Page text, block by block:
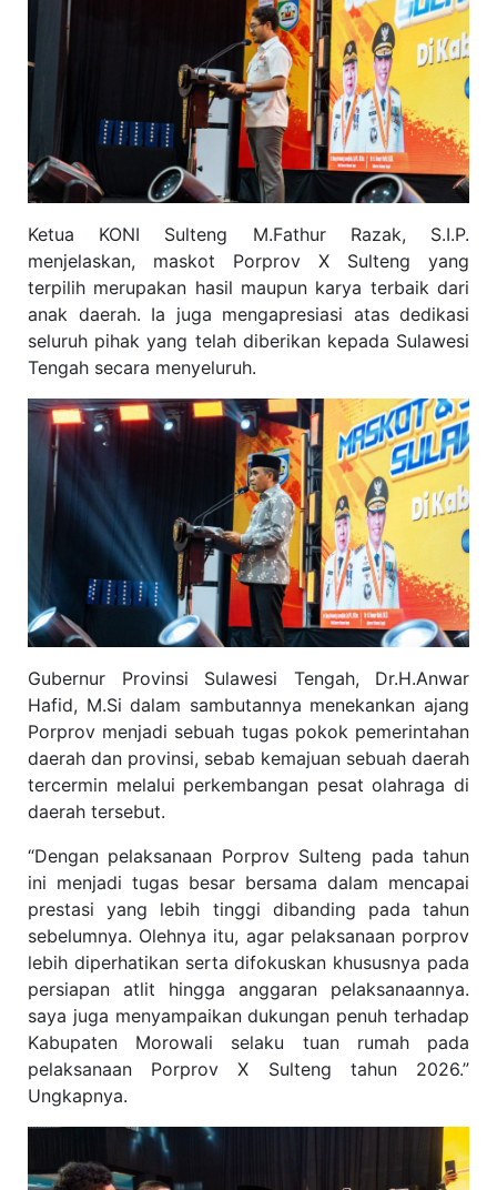
Ketua KONI Sulteng M.Fathur Razak, S.I.P.
menjelaskan, maskot Porprov X Sulteng yang
terpilih merupakan hasil maupun karya terbaik dari
anak daerah. Ia juga mengapresiasi atas dedikasi
seluruh pihak yang telah diberikan kepada Sulawesi
Tengah secara menyeluruh.
Gubernur Provinsi Sulawesi Tengah, Dr.H.Anwar
Hafid, M.Si dalam sambutannya menekankan ajang
Porprov menjadi sebuah tugas pokok pemerintahan
daerah dan provinsi, sebab kemajuan sebuah daerah
tercermin melalui perkembangan pesat olahraga di
daerah tersebut.
“Dengan pelaksanaan Porprov Sulteng pada tahun
ini menjadi tugas besar bersama dalam mencapai
prestasi yang lebih tinggi dibanding pada tahun
sebelumnya. Olehnya itu, agar pelaksanaan porprov
lebih diperhatikan serta difokuskan khususnya pada
persiapan atlit hingga anggaran pelaksanaannya.
saya juga menyampaikan dukungan penuh terhadap
Kabupaten Morowali selaku tuan rumah pada
pelaksanaan Porprov X Sulteng tahun 2026.”
Ungkapnya.